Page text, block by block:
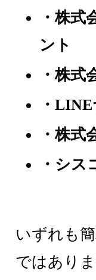
・株式
ント
・株式
・
・株式
・シ
いずれも
ではあり